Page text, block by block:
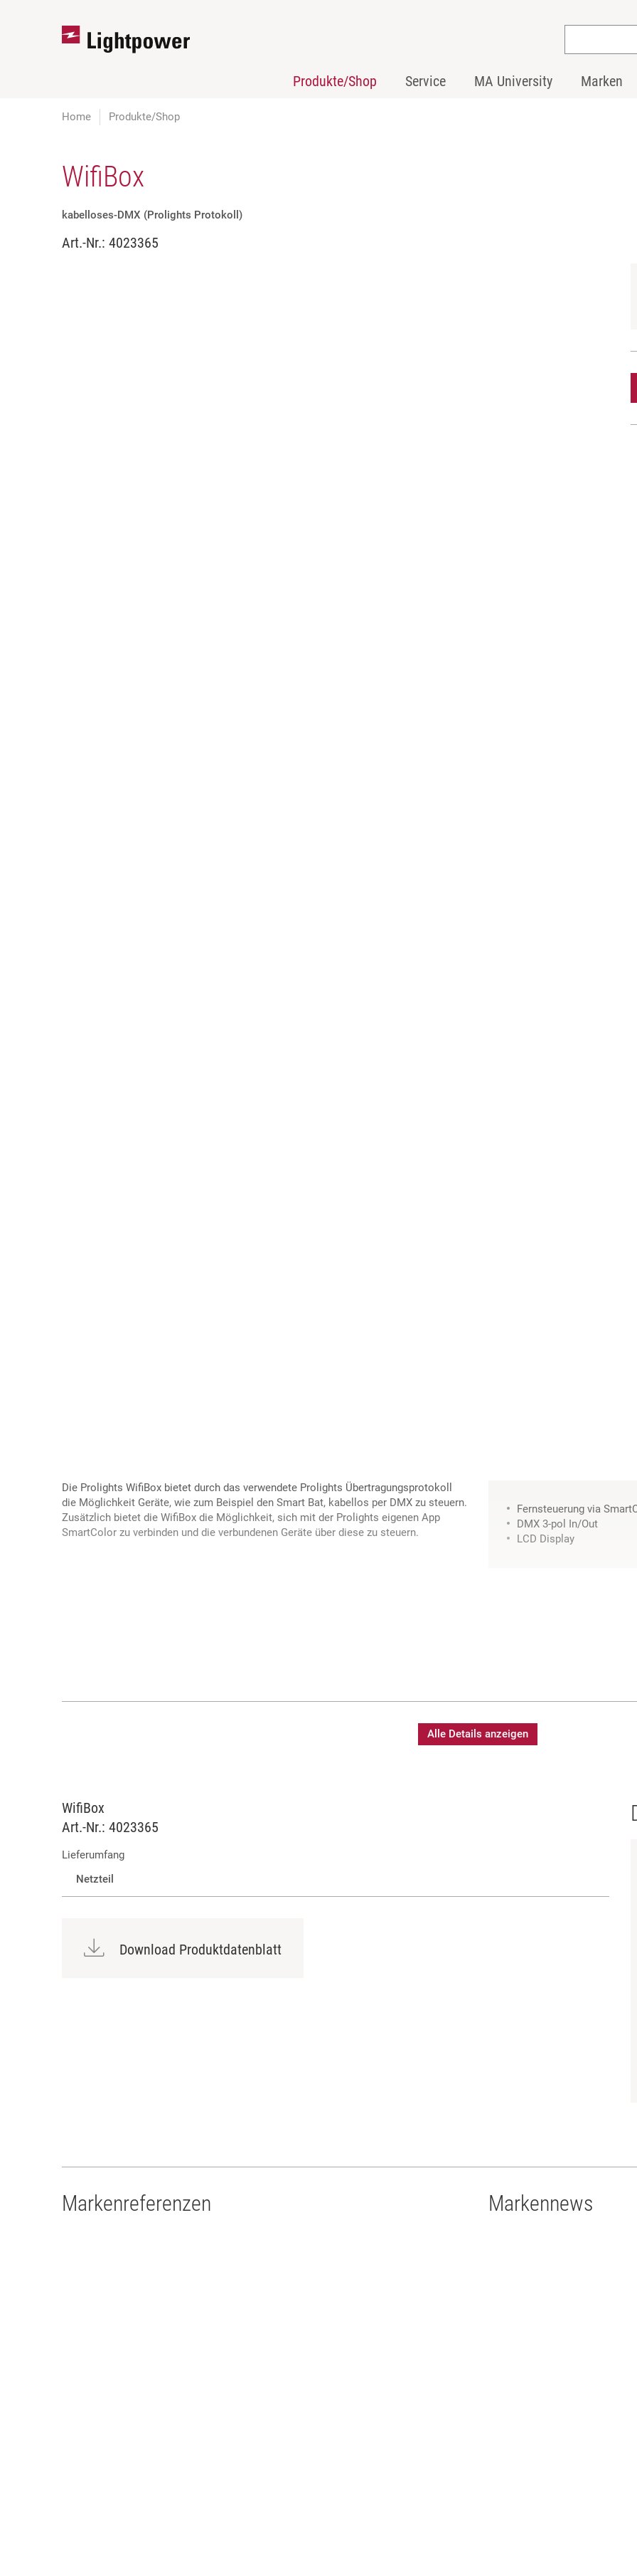
Produkte/Shop Service MA University Marken
Home Produkte/Shop
WifiBox
kabelloses-DMX (Prolights Protokoll)
Art.-Nr.: 4023365
Die Prolights WifiBox bietet durch das verwendete Prolights Übertragungsprotokoll
die Möglichkeit Geräte, wie zum Beispiel den Smart Bat, kabellos per DMX zu steuern.
Zusätzlich bietet die WifiBox die Möglichkeit, sich mit der Prolights eigenen App
SmartColor zu verbinden und die verbundenen Geräte über diese zu steuern.
Fernsteuerung via
DMX 3-pol In/Out
LCD Display
Alle Details anzeigen
WifiBox
Art.-Nr.: 4023365
Lieferumfang
Netzteil
Download Produktdatenblatt
Markenreferenzen Markennews